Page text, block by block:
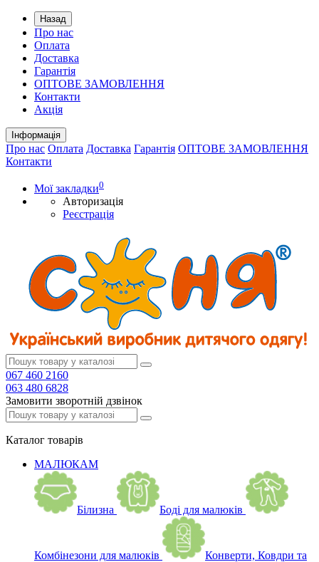
Назад
Про нас
Оплата
Доставка
Гарантія
ОПТОВЕ ЗАМОВЛЕННЯ
Контакти
Акція
Інформація
Про нас Оплата Доставка Гарантія ОПТОВЕ ЗАМОВЛЕННЯ
Контакти
Мої закладки0
Авторизація
Реєстрація
067 460 2160
063 480 6828
Замовити зворотній дзвінок
Каталог товарів
МАЛЮКАМ
Білизна Боді для малюків
Комбінезони для малюків Конверти, Ковдри та